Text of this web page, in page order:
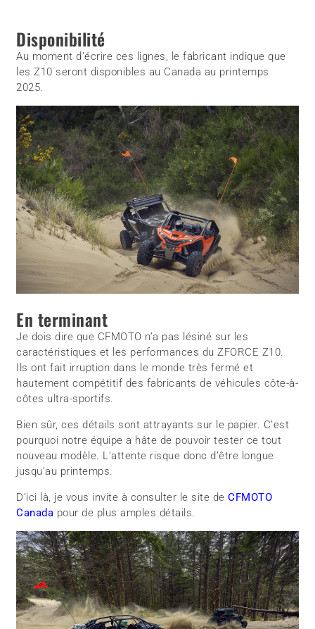
Disponibilité
Au moment d’écrire ces lignes, le fabricant indique que
les Z10 seront disponibles au Canada au printemps
2025.
En terminant
Je dois dire que CFMOTO n’a pas lésiné sur les
caractéristiques et les performances du ZFORCE Z10.
Ils ont fait irruption dans le monde très fermé et
hautement compétitif des fabricants de véhicules côte-à-
côtes ultra-sportifs.
Bien sûr, ces détails sont attrayants sur le papier. C’est
pourquoi notre équipe a hâte de pouvoir tester ce tout
nouveau modèle. L’attente risque donc d’être longue
jusqu’au printemps.
D’ici là, je vous invite à consulter le site deCFMOTO
Canada pour de plus amples détails.